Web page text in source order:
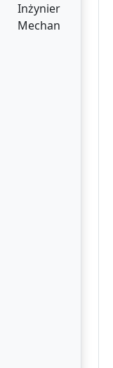
Inżynieria
Mechaniczna